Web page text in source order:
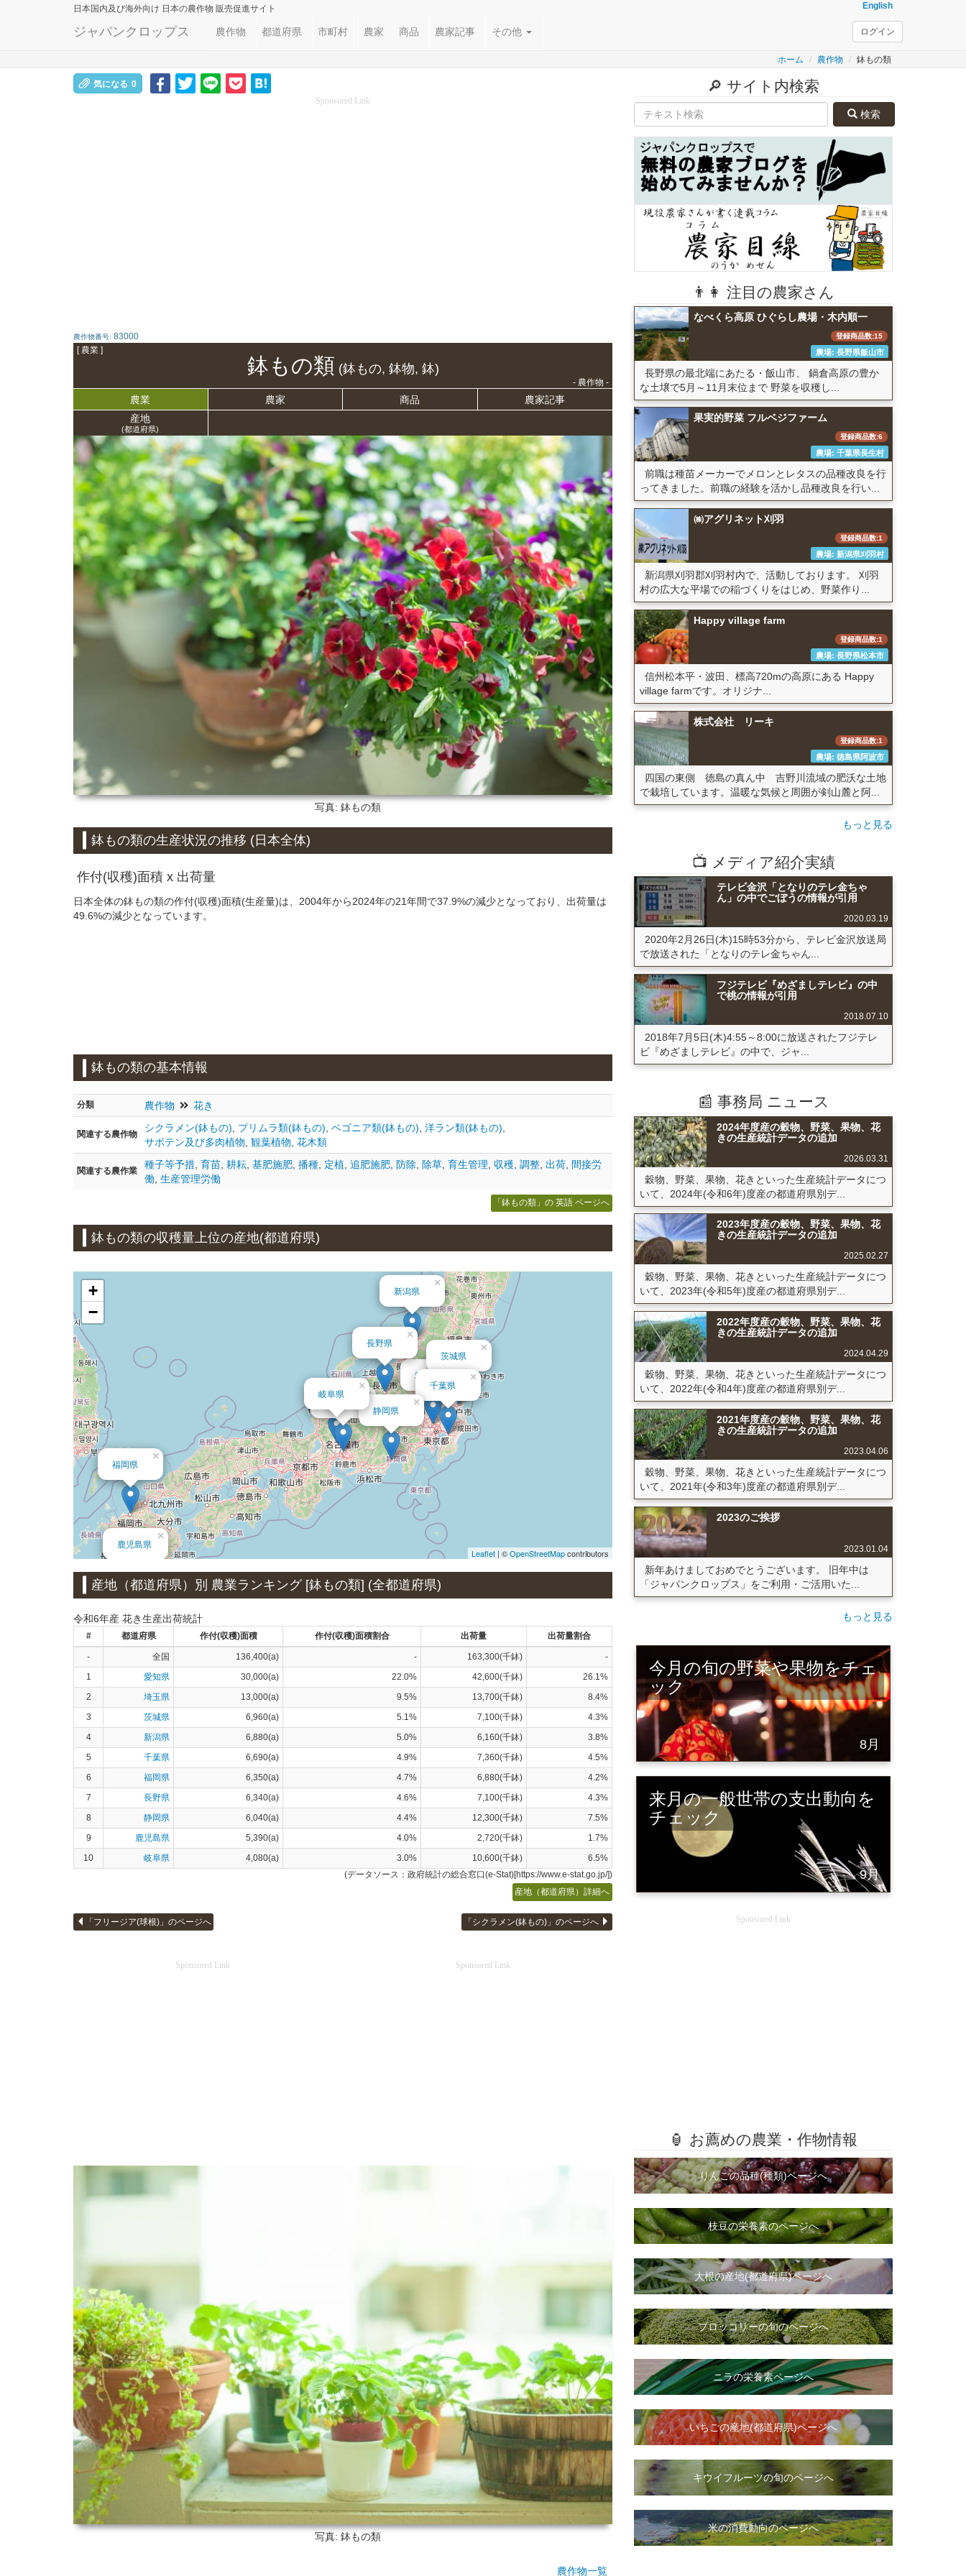
日本国内及び海外向け 日本の農作物 販売促進サイト English
ジャパンクロップス 農作物 都道府県 市町村 農家 商品 農家記事 その他 ログイン
ホーム 農作物 鉢もの類
気になる 0
Sponsored Link
農作物番号: 83000
[ 農業 ]
鉢もの類 (鉢もの, 鉢物, 鉢)
- 農作物 -
農業 農家 商品
農家記事
産地
(都道府県)
写真: 鉢もの類
鉢もの類の生産状況の推移 (日本全体)
作付(収穫)面積 x 出荷量
日本全体の鉢もの類の作付(収穫)面積(生産量)は、2004年から2024年の21年間で37.9%の減少となっており、出荷量は
49.6%の減少となっています。
鉢もの類の基本情報
分類 農作物 花き
関連する農作物
シクラメン(鉢もの), プリムラ類(鉢もの), ベゴニア類(鉢もの), 洋ラン類(鉢もの),
サボテン及び多肉植物, 観葉植物, 花木類
関連する農作業
種子等予措, 育苗, 耕耘, 基肥施肥, 播種, 定植, 追肥施肥, 防除, 除草, 育生管理, 収穫, 調整, 出荷, 間接労
働, 生産管理労働
「鉢もの類」の 英語 ページへ
鉢もの類の収穫量上位の産地(都道府県)
愛知県
×
埼玉県
×
茨城県
×
新潟県
×
千葉県
×
福岡県
×
長野県
×
静岡県
×
鹿児島県
×
岐阜県
×
+
−
Leaflet | ©OpenStreetMapcontributors
産地（都道府県）別 農業ランキング [鉢もの類] (全都道府県)
令和6年産 花き生産出荷統計
# 都道府県 作付(収穫)面積 作付(収穫)面積割合 出荷量 出荷量割合
- 全国 136,400(a) - 163,300(千鉢)
-
1
愛知県 30,000(a) 22.0% 42,600(千鉢)
26.1%
2
埼玉県 13,000(a) 9.5% 13,700(千鉢)
8.4%
3
茨城県 6,960(a) 5.1% 7,100(千鉢)
4.3%
4
新潟県 6,880(a) 5.0% 6,160(千鉢)
3.8%
5
千葉県 6,690(a) 4.9% 7,360(千鉢)
4.5%
6
福岡県 6,350(a) 4.7% 6,880(千鉢)
4.2%
7
長野県 6,340(a) 4.6% 7,100(千鉢)
4.3%
8
静岡県 6,040(a) 4.4% 12,300(千鉢)
7.5%
9
鹿児島県 5,390(a) 4.0% 2,720(千鉢)
1.7%
10
岐阜県 4,080(a) 3.0% 10,600(千鉢)
6.5%
(データソース：政府統計の総合窓口(e-Stat)[https://www.e-stat.go.jp/])
産地（都道府県）詳細へ
「フリージア(球根)」のページへ 「シクラメン(鉢もの)」のページへ
Sponsored Link Sponsored Link
写真: 鉢もの類
農作物一覧
🔎 サイト内検索
検索
👨👩 注目の農家さん
なべくら高原 ひぐらし農場・木内順一
登録商品数:15
農場: 長野県飯山市
長野県の最北端にあたる・飯山市、 鍋倉高原の豊か
な土壌で5月～11月末位まで 野菜を収穫し...
果実的野菜 フルベジファーム
登録商品数:6
農場: 千葉県長生村
前職は種苗メーカーでメロンとレタスの品種改良を行
ってきました。前職の経験を活かし品種改良を行い...
㈱アグリネット刈羽
登録商品数:1
農場: 新潟県刈羽村
新潟県刈羽郡刈羽村内で、活動しております。 刈羽
村の広大な平場での稲づくりをはじめ、野菜作り...
Happy village farm
登録商品数:1
農場: 長野県松本市
信州松本平・波田、標高720mの高原にある Happy
village farmです。オリジナ...
株式会社 リーキ
登録商品数:1
農場: 徳島県阿波市
四国の東側 徳島の真ん中 吉野川流域の肥沃な土地
で栽培しています。温暖な気候と周囲が剣山麓と阿...
もっと見る
📺 メディア紹介実績
テレビ金沢「となりのテレ金ちゃ
ん」の中でごぼうの情報が引用
2020.03.19
2020年2月26日(木)15時53分から、テレビ金沢放送局
で放送された「となりのテレ金ちゃん...
フジテレビ『めざましテレビ』の中
で桃の情報が引用
2018.07.10
2018年7月5日(木)4:55～8:00に放送されたフジテレ
ビ『めざましテレビ』の中で、ジャ...
📰 事務局 ニュース
2024年度産の穀物、野菜、果物、花
きの生産統計データの追加
2026.03.31
穀物、野菜、果物、花きといった生産統計データにつ
いて、2024年(令和6年)度産の都道府県別デ...
2023年度産の穀物、野菜、果物、花
きの生産統計データの追加
2025.02.27
穀物、野菜、果物、花きといった生産統計データにつ
いて、2023年(令和5年)度産の都道府県別デ...
2022年度産の穀物、野菜、果物、花
きの生産統計データの追加
2024.04.29
穀物、野菜、果物、花きといった生産統計データにつ
いて、2022年(令和4年)度産の都道府県別デ...
2021年度産の穀物、野菜、果物、花
きの生産統計データの追加
2023.04.06
穀物、野菜、果物、花きといった生産統計データにつ
いて、2021年(令和3年)度産の都道府県別デ...
2023のご挨拶
2023.01.04
新年あけましておめでとうございます。 旧年中は
「ジャパンクロップス」をご利用・ご活用いた...
もっと見る
今月の旬の野菜や果物をチェ
ック
8月
来月の一般世帯の支出動向を
チェック
9月
Sponsored Link
🏮 お薦めの農業・作物情報
りんごの品種(種類)ページへ
枝豆の栄養素のページへ
大根の産地(都道府県)ページへ
ブロッコリーの旬のページへ
ニラの栄養素ページへ
いちごの産地(都道府県)ページへ
キウイフルーツの旬のページへ
米の消費動向のページへ